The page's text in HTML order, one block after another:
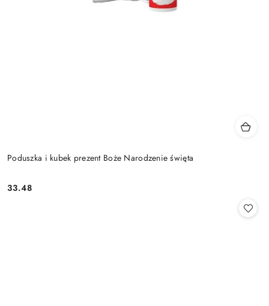
Poduszka i kubek prezent Boże Narodzenie święta
Cena:
33.48